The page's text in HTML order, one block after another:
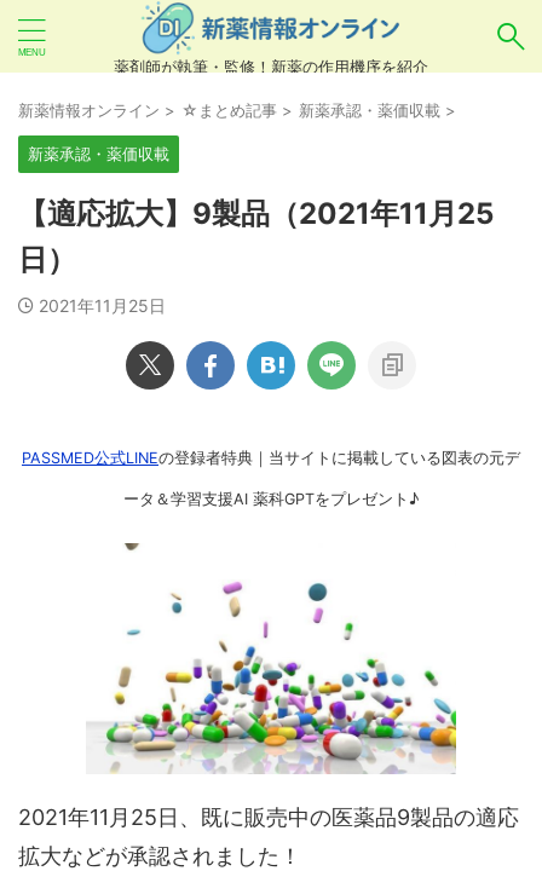
薬剤師が執筆・監修！新薬の作用機序を紹介
あいまい検索（例：ひらがな、誤字）には対応し
ていませんので、製品名・一般名・キーワードな
どを
良い例：テセントリク
悪い例：てせんとりく テセンタリク
新薬情報オンライン > ☆まとめ記事 > 新薬承認・薬価収載 >
新薬承認・薬価収載
【適応拡大】9製品（2021年11月25
日）
2021年11月25日
PASSMED公式LINEの登録者特典｜当サイトに掲載している図表の元デ
ータ＆学習支援AI 薬科GPTをプレゼント♪
2021年11月25日、既に販売中の医薬品9製品の適応
拡大などが承認されました！